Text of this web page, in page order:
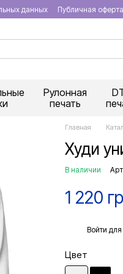
данных Публичная оферта
Рулонная
печать
Главная
Худи
В наличии
1 220
Войти для
Цвет